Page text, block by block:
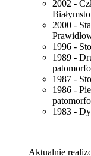
2002 -
2000 -
1996 -
1989 -
1987 -
1986 -
1983 -
Aktualnie